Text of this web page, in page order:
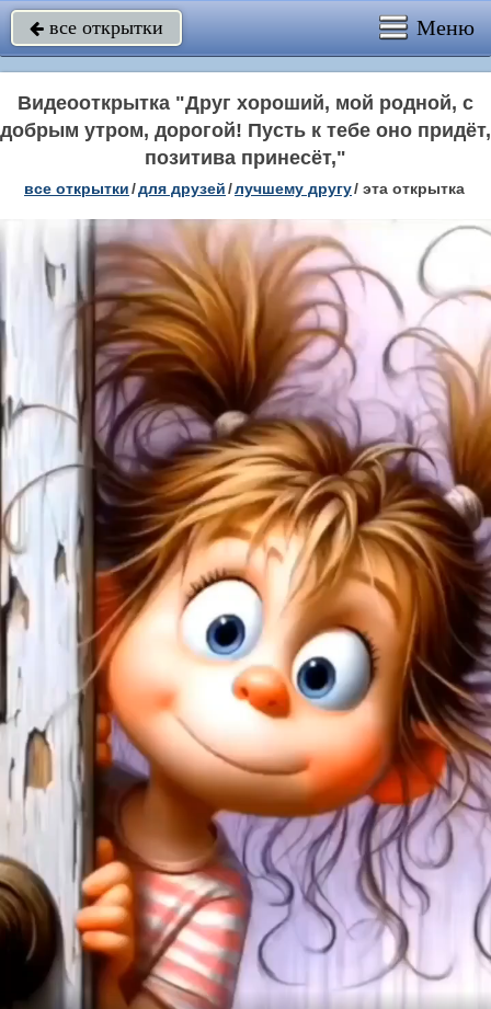
 все открытки Меню
Видеооткрытка "Друг хороший, мой родной, с
добрым утром, дорогой! Пусть к тебе оно придёт,
позитива принесёт,"
все открытки/для друзей/лучшему другу/ эта открытка